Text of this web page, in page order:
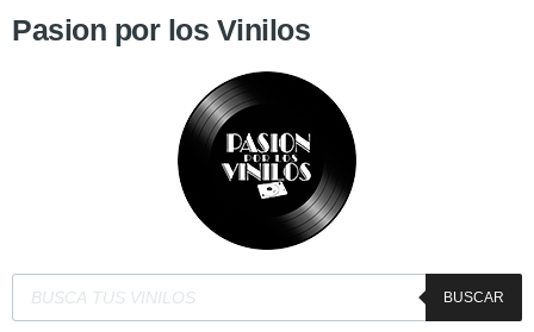
Pasion por los Vinilos
BUSCAR